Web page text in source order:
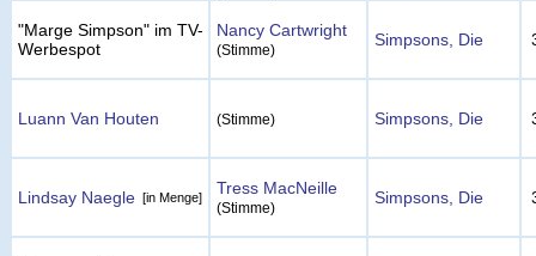
"Marge Simpson" im TV-
Werbespot
Nancy Cartwright
(Stimme)
Simpsons, Die
Luann Van Houten (Stimme) Simpsons, Die
Lindsay Naegle [in Menge] Tress MacNeille
(Stimme)
Simpsons, Die